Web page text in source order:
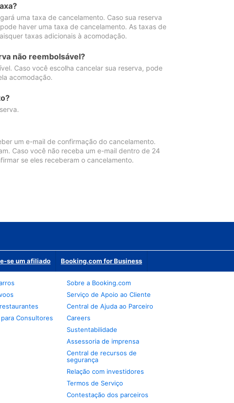
uma taxa de cancelamento. Caso sua reserva
haver uma taxa de cancelamento. As taxas de
taxas adicionais à acomodação.
não reembolsável?
Caso você escolha cancelar sua reserva, pode
acomodação.
um e-mail de confirmação do cancelamento.
Caso você não receba um e-mail dentro de 24
se eles receberam o cancelamento.
se um afiliado Booking.com for Business
Consultores
Sobre a Booking.com
Serviço de Apoio ao Cliente
Central de Ajuda ao Parceiro
Careers
Sustentabilidade
Assessoria de imprensa
Central de recursos de
segurança
Relação com investidores
Termos de Serviço
Contestação dos parceiros